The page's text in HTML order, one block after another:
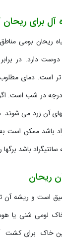
آل برای
ریحان بومی
دارد. در برابر
آن زرد می
سانتیگراد باشد ممکن
ریحان
خاک لومی شنی یا
خاک برای کشت